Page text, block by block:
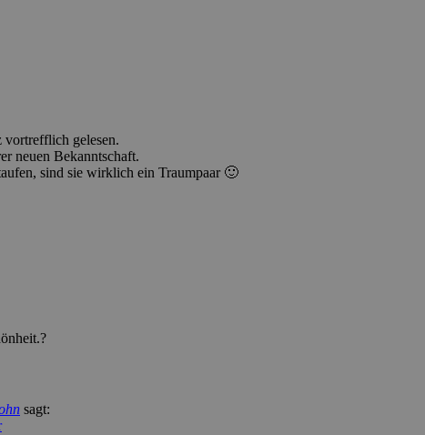
vortrefflich gelesen.
neuen Bekanntschaft.
sind sie wirklich ein Traumpaar 🙂
sagt: